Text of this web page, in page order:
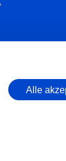
GmbH
Alle